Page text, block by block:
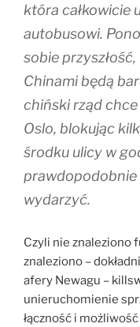
która całkowicie
autobusowi.
sobie
Chinami będą
chiński rząd
Oslo, blokując
środku ulicy w
prawdopodobnie
wydarzyć.
Czyli nie znaleziono
znaleziono –
afery Newagu –
unieruchomienie
łączność i